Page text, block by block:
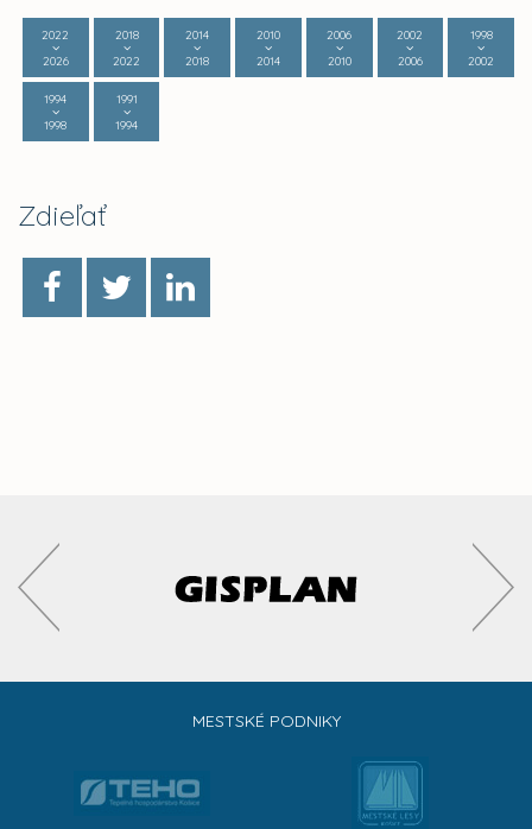
2022
2026
2018
2022
2014
2018
2010
2014
2006
2010
2002
2006
1998
2002
1994
1998
1991
1994
Zdieľať
MESTSKÉ PODNIKY